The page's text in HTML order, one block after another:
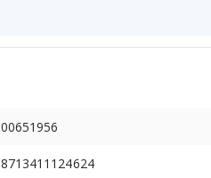
00651956
8713411124624